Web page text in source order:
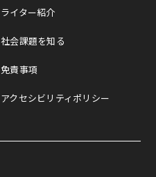
ライター紹介
社会課題を知る
免責事項
アクセシビリティポリシー